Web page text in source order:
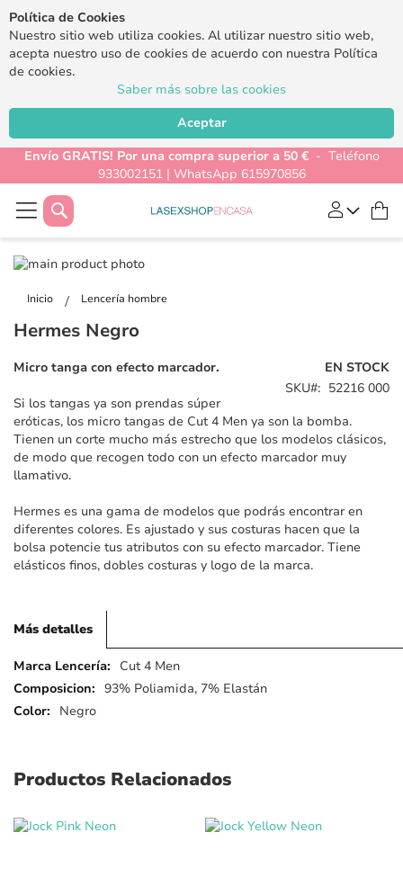
Política de Cookies
Nuestro sitio web utiliza cookies. Al utilizar nuestro sitio web,
acepta nuestro uso de cookies de acuerdo con nuestra Política
de cookies.
Saber más sobre las cookies
Aceptar
Envío GRATIS! Por una compra superior a 50 €- Teléfono
933002151 | WhatsApp 615970856
Buscar
Inicio Lencería hombre
Saltar
final
la
de
de
galería
imágenes
Hermes Negro
EN STOCK
SKU
52216 000
Micro tanga con efecto marcador.
Si los tangas ya son prendas súper
eróticas, los micro tangas de Cut 4 Men ya son la bomba.
Tienen un corte mucho más estrecho que los modelos clásicos,
de modo que recogen todo con un efecto marcador muy
llamativo.
Hermes es una gama de modelos que podrás encontrar en
diferentes colores. Es ajustado y sus costuras hacen que la
bolsa potencie tus atributos con su efecto marcador. Tiene
elásticos finos, dobles costuras y logo de la marca.
Más detalles
Más
detalles
Cut 4 Men
93% Poliamida, 7% Elastán
Negro
Productos Relacionados